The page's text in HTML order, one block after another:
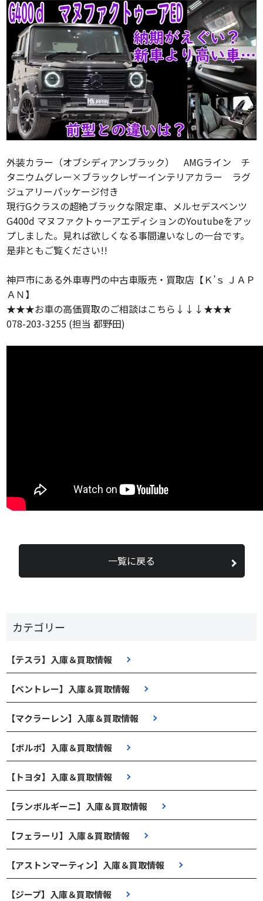
カテゴリー
【テスラ】入庫＆買取情報
【ベントレー】入庫＆買取情報
【マクラーレン】入庫＆買取情報
【ボルボ】入庫＆買取情報
【トヨタ】入庫＆買取情報
【ランボルギーニ】入庫＆買取情報
【フェラーリ】入庫＆買取情報
【アストンマーティン】入庫＆買取情報
【ジープ】入庫＆買取情報
外装カラー（オブシディアンブラック） AMGライン チ
タニウムグレー×ブラックレザーインテリアカラー ラグ
ジュアリーパッケージ付き
現行Gクラスの超絶ブラックな限定車、メルセデスベンツ
G400d マヌファクトゥーアエディションのYoutubeをアッ
プしました。見れば欲しくなる事間違いなしの一台です。
是非ともご覧ください!!
神戸市にある外車専門の中古車販売・買取店【Ｋ’ｓ ＪＡＰ
ＡＮ】
★★★お車の高価買取のご相談はこちら↓↓↓★★★
078-203-3255 (担当 都野田)
一覧に戻る